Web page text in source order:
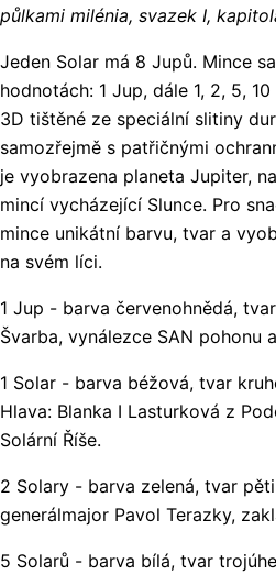
půlkami milénia, svazek I,
Jeden Solar má 8 Jupů. Mince
hodnotách: 1 Jup, dále 1, 2, 5,
3D tištěné ze speciální slitiny
samozřejmě s patřičnými
je vyobrazena planeta Jupiter,
mincí vycházející Slunce. Pro
mince unikátní barvu, tvar a
na svém líci.
1 Jup - barva červenohnědá,
Švarba, vynálezce SAN pohonu
1 Solar - barva béžová, tvar
Hlava: Blanka I Lasturková z
Solární Říše.
2 Solary - barva zelená, tvar
generálmajor Pavol Terazky,
5 Solarů - barva bílá, tvar